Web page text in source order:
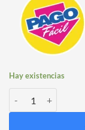
Hay existencias